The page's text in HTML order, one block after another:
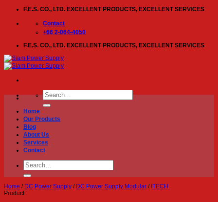
content
F.E.S. CO., LTD. EXCELLENT PRODUCTS, EXCELLENT SERVICES
Contact
+66 2-064-4050
F.E.S. CO., LTD. EXCELLENT PRODUCTS, EXCELLENT SERVICES
Search
for:
Home
Our Products
Blog
About Us
Services
Contact
Search
for:
Home / DC Power Supply / DC Power Supply Modular / ITECH
Product